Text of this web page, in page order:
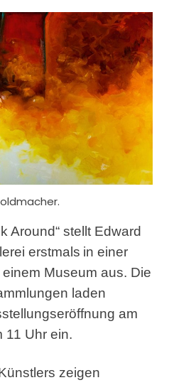
Around“ stellt Edward
erstmals in einer
Museum aus. Die
laden
am
11 Uhr ein.
zeigen